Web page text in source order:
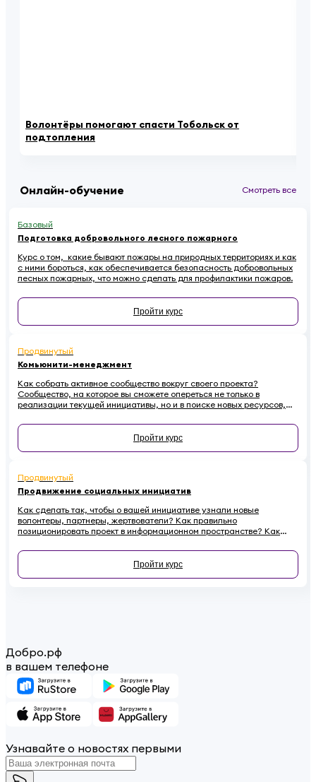
Волонтёры помогают спасти Тобольск от
подтопления
Онлайн-обучение Смотреть все
Базовый
Подготовка добровольного лесного пожарного
Курс о том, какие бывают пожары на природных территориях и как
с ними бороться, как обеспечивается безопасность добровольных
лесных пожарных, что можно сделать для профилактики пожаров.
Пройти курс
Продвинутый
Комьюнити-менеджмент
Как собрать активное сообщество вокруг своего проекта?
Сообщество, на которое вы сможете опереться не только в
реализации текущей инициативы, но и в поиске новых ресурсов,
менеджмента — в этом курсе.
Пройти курс
Продвинутый
Продвижение социальных инициатив
Как сделать так, чтобы о вашей инициативе узнали новые
волонтеры, партнеры, жертвователи? Как правильно
позиционировать проект в информационном пространстве? Как
со СМИ? Все это — в новом курсе.
Пройти курс
Добро.рф
в вашем телефоне
Узнавайте о новостях первыми